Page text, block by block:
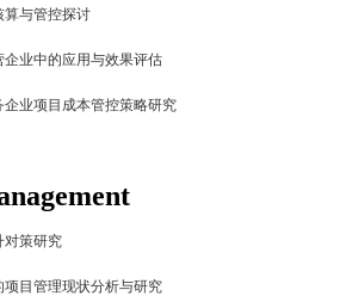
算与管控探讨
企业中的应用与效果评估
企业项目成本管控策略研究
对策研究
项目管理现状分析与研究